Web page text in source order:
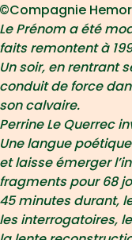
©Compagnie
Le Prénom a été
faits remontent à
Un soir, en rentrant
conduit de force
son calvaire.
Perrine Le Querrec
Une langue
et laisse émerger
fragments pour 68
45 minutes durant,
les interrogatoires,